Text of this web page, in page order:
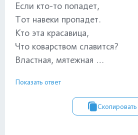
Если кто-то попадет,
Тот навеки пропадет.
Кто эта красавица,
Что коварством славится?
Властная, мятежная …
Показать ответ
Скопировать